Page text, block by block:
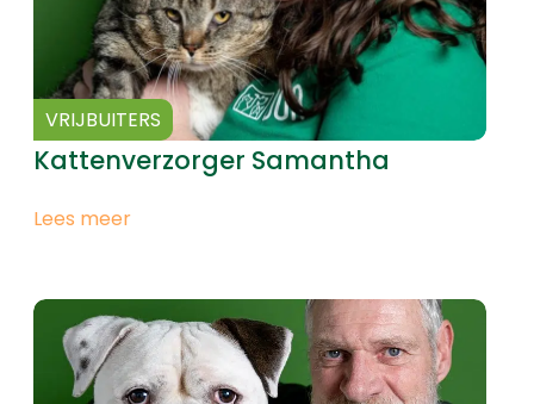
VRIJBUITERS
Kattenverzorger Samantha
Lees meer